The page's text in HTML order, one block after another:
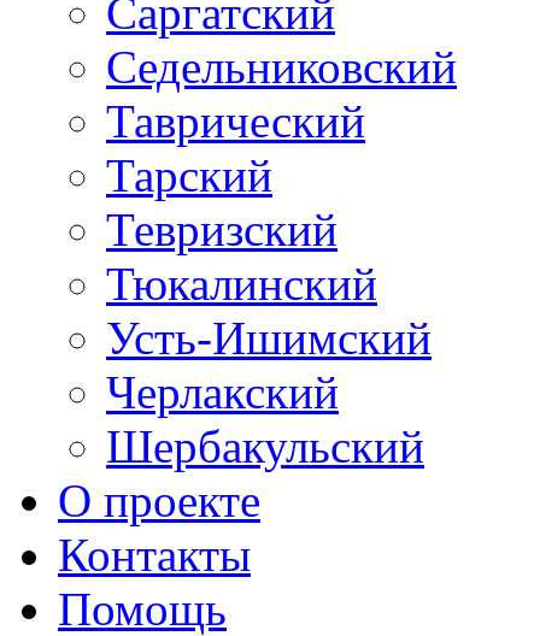
Саргатский
Седельниковский
Таврический
Тарский
Тевризский
Тюкалинский
Усть-Ишимский
Черлакский
Шербакульский
О проекте
Контакты
Помощь